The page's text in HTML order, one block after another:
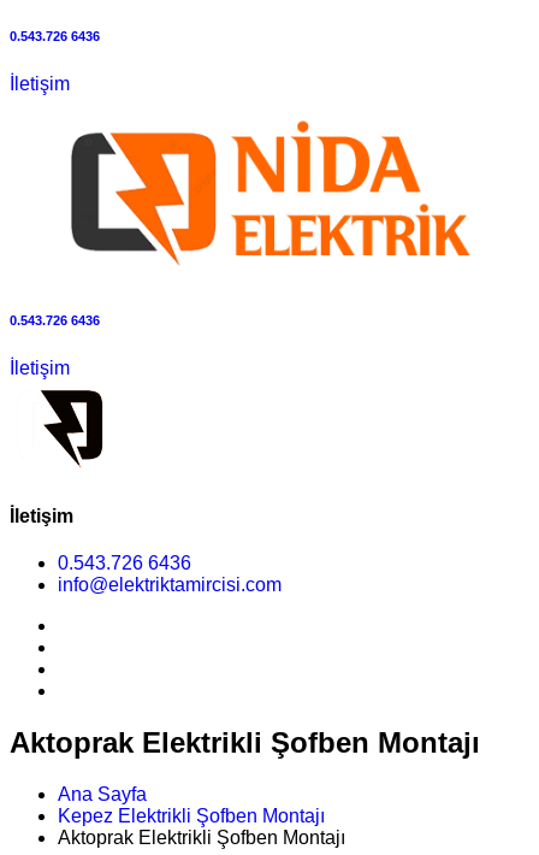
0.543.726 6436
İletişim
0.543.726 6436
İletişim
İletişim
0.543.726 6436
info@elektriktamircisi.com
Aktoprak Elektrikli Şofben Montajı
Ana Sayfa
Kepez Elektrikli Şofben Montajı
Aktoprak Elektrikli Şofben Montajı